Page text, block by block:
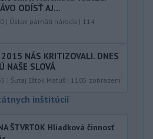
ODÍSŤ AJ...
| Ústav pamäti národa | 114
NÁS KRITIZOVALI. DNES
NAŠE SLOVÁ
| Šutaj Eštok Matúš | 1105 zobrazení
inštitúcií
ŠTVRTOK Hliadková činnosť